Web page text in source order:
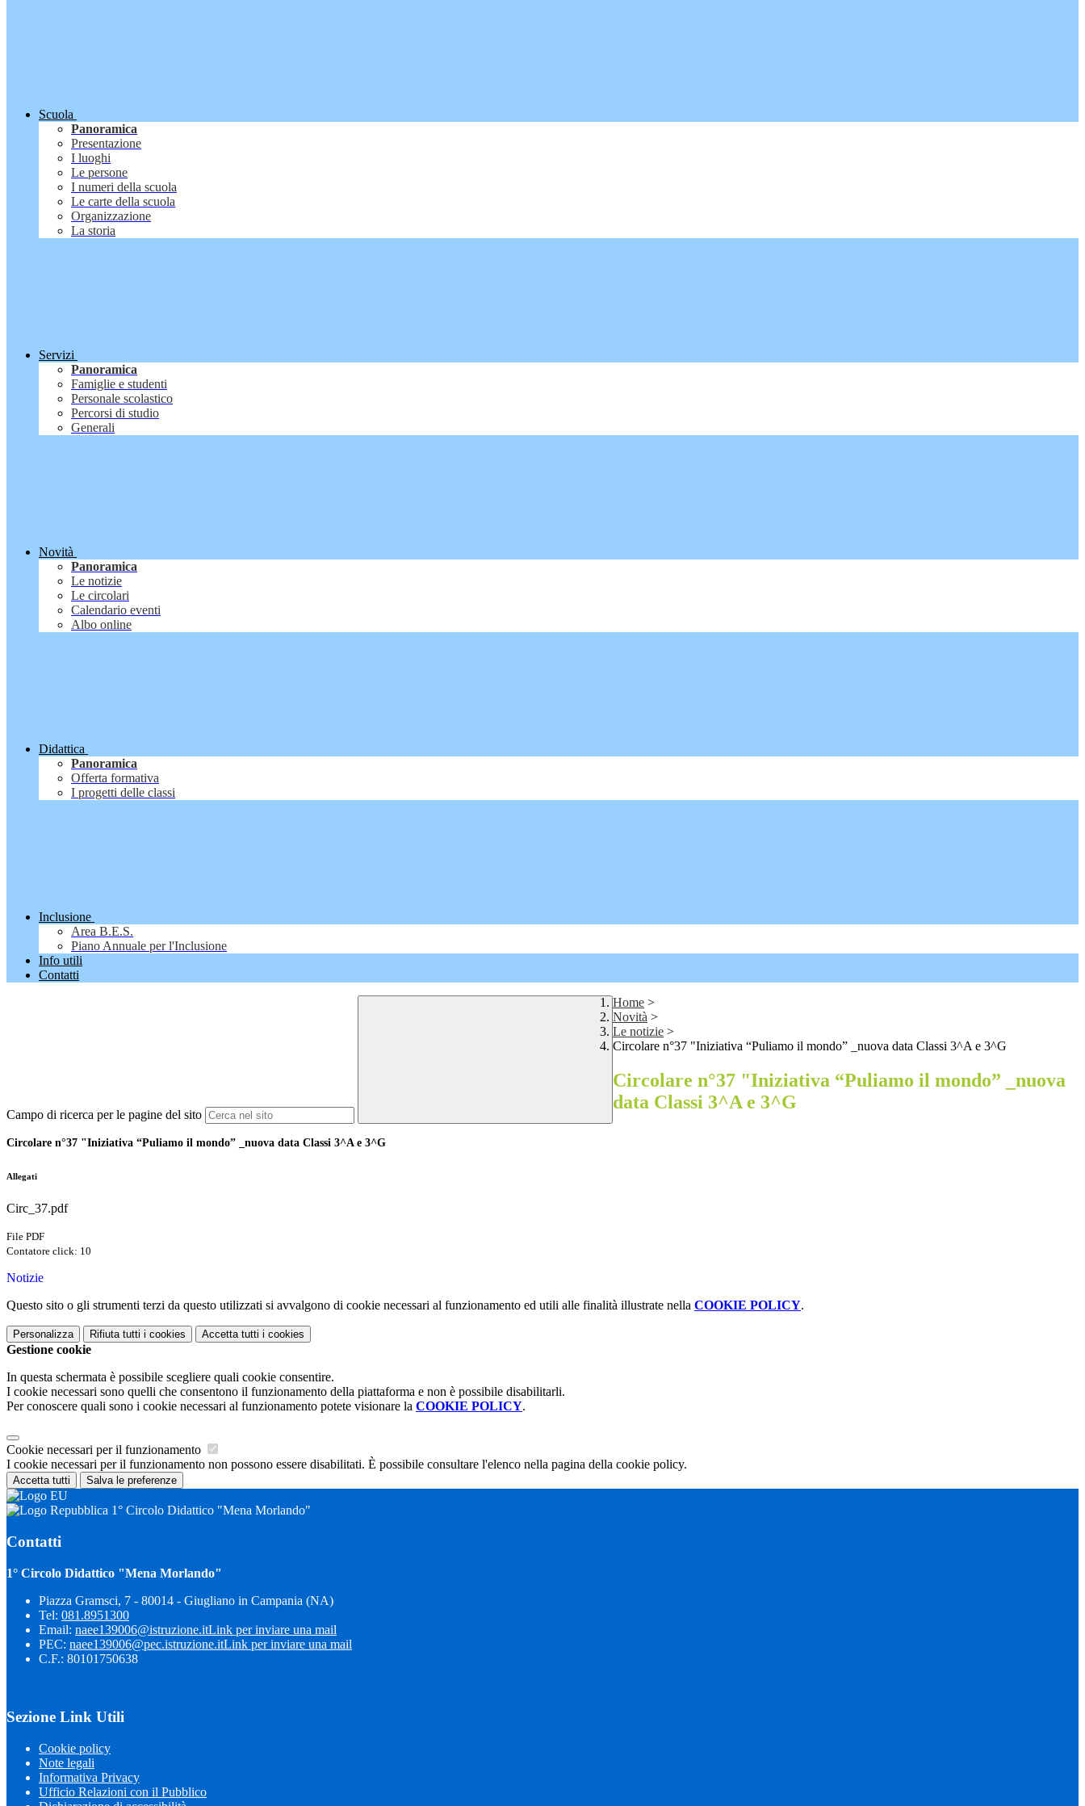
Scuola
Panoramica
Presentazione
I luoghi
Le persone
I numeri della scuola
Le carte della scuola
Organizzazione
La storia
Servizi
Panoramica
Famiglie e studenti
Personale scolastico
Percorsi di studio
Generali
Novità
Panoramica
Le notizie
Le circolari
Calendario eventi
Albo online
Didattica
Panoramica
Offerta formativa
I progetti delle classi
Inclusione
Area B.E.S.
Piano Annuale per l'Inclusione
Info utili
Contatti
Campo di ricerca per le pagine del sito
Home >
Novità >
Le notizie >
Circolare n°37 "Iniziativa “Puliamo il mondo” _nuova data Classi 3^A e 3^G
Circolare n°37 "Iniziativa “Puliamo il mondo” _nuova
data Classi 3^A e 3^G
Circolare n°37 "Iniziativa “Puliamo il mondo” _nuova data Classi 3^A e 3^G
Allegati
Circ_37.pdf
File PDF
Contatore click: 10
Notizie
Questo sito o gli strumenti terzi da questo utilizzati si avvalgono di cookie necessari al funzionamento ed utili alle finalità illustrate nella COOKIE POLICY.
Personalizza Rifiuta tutti i cookies Accetta tutti i cookies
Gestione cookie
In questa schermata è possibile scegliere quali cookie consentire.
I cookie necessari sono quelli che consentono il funzionamento della piattaforma e non è possibile disabilitarli.
Per conoscere quali sono i cookie necessari al funzionamento potete visionare la COOKIE POLICY.
Cookie necessari per il funzionamento
I cookie necessari per il funzionamento non possono essere disabilitati. È possibile consultare l'elenco nella pagina della cookie policy.
Accetta tutti Salva le preferenze
1° Circolo Didattico "Mena Morlando"
Contatti
1° Circolo Didattico "Mena Morlando"
Piazza Gramsci, 7 - 80014 - Giugliano in Campania (NA)
Tel: 081.8951300
Email: naee139006@istruzione.itLink per inviare una mail
PEC: naee139006@pec.istruzione.itLink per inviare una mail
C.F.: 80101750638
Sezione Link Utili
Cookie policy
Note legali
Informativa Privacy
Ufficio Relazioni con il Pubblico